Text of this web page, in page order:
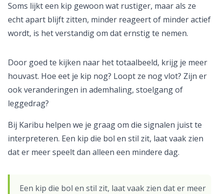
Soms lijkt een kip gewoon wat rustiger, maar als ze
echt apart blijft zitten, minder reageert of minder actief
wordt, is het verstandig om dat ernstig te nemen.
Door goed te kijken naar het totaalbeeld, krijg je meer
houvast. Hoe eet je kip nog? Loopt ze nog vlot? Zijn er
ook veranderingen in ademhaling, stoelgang of
leggedrag?
Bij Karibu helpen we je graag om die signalen juist te
interpreteren. Een kip die bol en stil zit, laat vaak zien
dat er meer speelt dan alleen een mindere dag.
Een kip die bol en stil zit, laat vaak zien dat er meer